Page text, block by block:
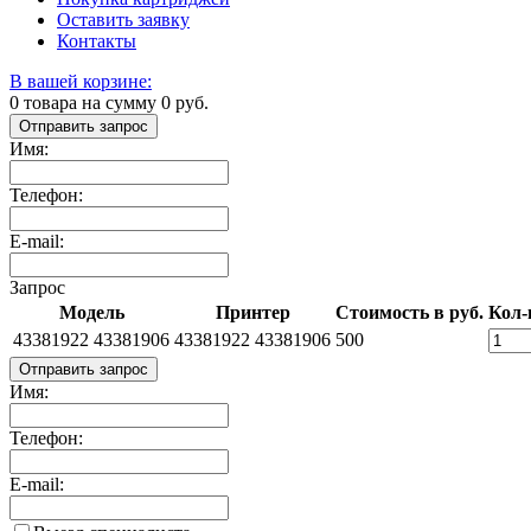
Оставить заявку
Контакты
В вашей корзине:
0 товара на сумму 0 руб.
Отправить запрос
Имя:
Телефон:
E-mail:
Запрос
Модель
Принтер Стоимость в руб. Кол-
43381922 43381906 43381922 43381906 500
Отправить запрос
Имя:
Телефон:
E-mail: